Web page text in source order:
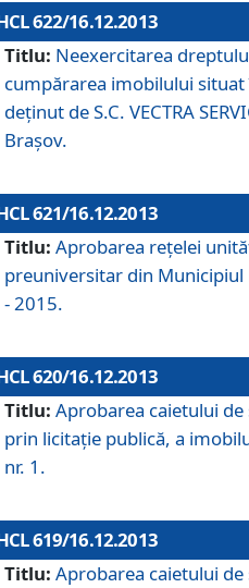
622/16.12.2013
Titlu: Neexercitarea
cumpărarea imobilului situat
deţinut de S.C. VECTRA
Braşov.
621/16.12.2013
Titlu: Aprobarea reţelei
preuniversitar din
- 2015.
620/16.12.2013
Titlu: Aprobarea caietului
prin licitaţie publică, a
nr. 1.
619/16.12.2013
Titlu: Aprobarea caietului